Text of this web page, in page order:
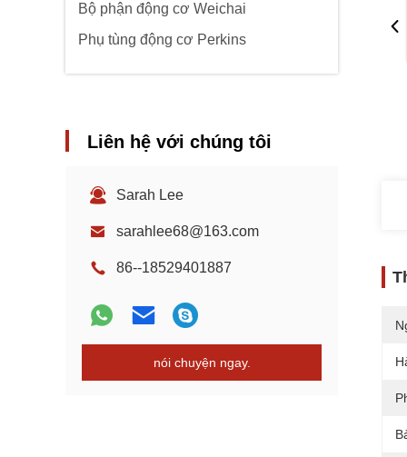
Bộ phận động cơ Weichai
Phụ tùng động cơ Perkins
Liên hệ với chúng tôi
Sarah Lee
sarahlee68@163.com
86--18529401887
nói chuyện ngay.